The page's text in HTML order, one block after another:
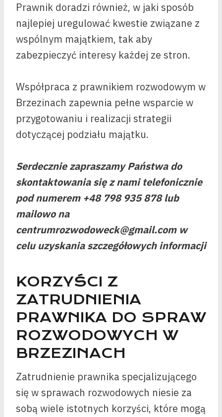
Prawnik doradzi również, w jaki sposób
najlepiej uregulować kwestie związane z
wspólnym majątkiem, tak aby
zabezpieczyć interesy każdej ze stron.
Współpraca z prawnikiem rozwodowym w
Brzezinach zapewnia pełne wsparcie w
przygotowaniu i realizacji strategii
dotyczącej podziału majątku.
Serdecznie zapraszamy Państwa do
skontaktowania się z nami telefonicznie
pod numerem +48 798 935 878 lub
mailowo na
centrumrozwodoweck@gmail.com w
celu uzyskania szczegółowych informacji
KORZYŚCI Z
ZATRUDNIENIA
PRAWNIKA DO SPRAW
ROZWODOWYCH W
BRZEZINACH
Zatrudnienie prawnika specjalizującego
się w sprawach rozwodowych niesie za
sobą wiele istotnych korzyści, które mogą